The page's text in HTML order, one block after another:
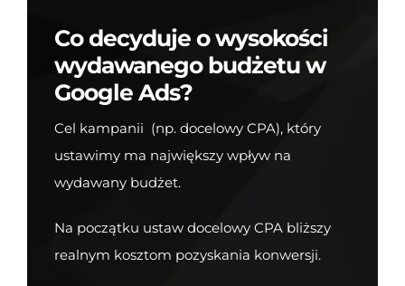
Co decyduje o wysokości
wydawanego budżetu w
Google Ads?
Cel kampanii (np. docelowy CPA), który
ustawimy ma największy wpływ na
wydawany budżet.
Na początku ustaw docelowy CPA bliższy
realnym kosztom pozyskania konwersji.